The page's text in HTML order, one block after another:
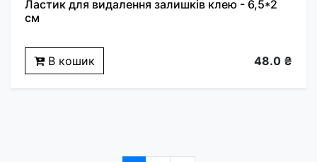
Ластик для видалення залишків клею - 6,5*2
см
В кошик 48.0 ₴